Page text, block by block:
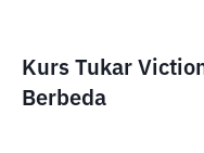
Kurs Tukar
Berbeda